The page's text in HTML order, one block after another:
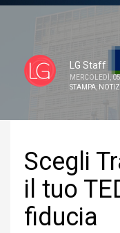
LG Staff
MERCOLEDÌ,
STAMPA,
Scegli
il tuo
fiducia